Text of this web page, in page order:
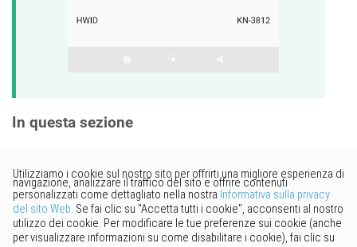
In questa sezione
Vorresti fornire un feedback?
Basta cliccare qui per suggerire
modifiche.